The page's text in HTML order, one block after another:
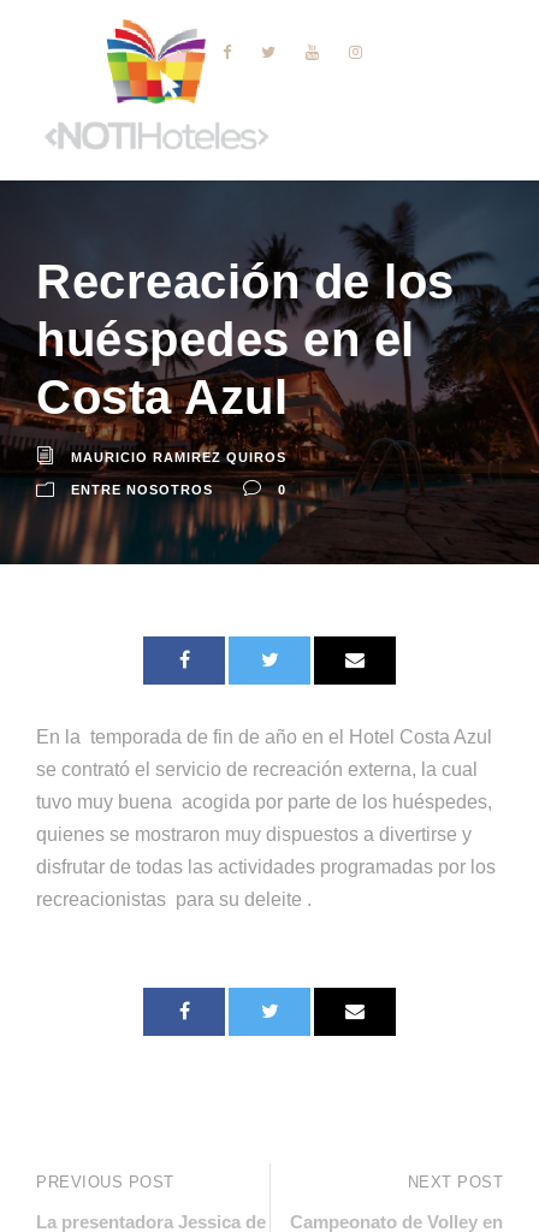
Recreación de los
huéspedes en el
Costa Azul
MAURICIO RAMIREZ QUIROS
ENTRE NOSOTROS 0
En la temporada de fin de año en el Hotel Costa Azul
se contrató el servicio de recreación externa, la cual
tuvo muy buena acogida por parte de los huéspedes,
quienes se mostraron muy dispuestos a divertirse y
disfrutar de todas las actividades programadas por los
recreacionistas para su deleite .
PREVIOUS POST
La presentadora Jessica de
NEXT POST
Campeonato de Volley en